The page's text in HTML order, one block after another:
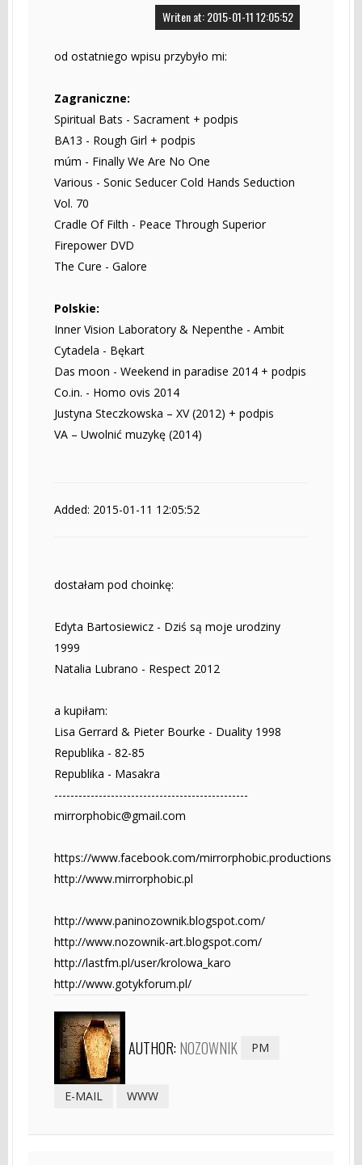
Writen at: 2015-01-11 12:05:52
od ostatniego wpisu przybyło mi:
Zagraniczne:
Spiritual Bats - Sacrament + podpis
BA13 - Rough Girl + podpis
múm - Finally We Are No One
Various - Sonic Seducer Cold Hands Seduction
Vol. 70
Cradle Of Filth - Peace Through Superior
Firepower DVD
The Cure - Galore
Polskie:
Inner Vision Laboratory & Nepenthe - Ambit
Cytadela - Bękart
Das moon - Weekend in paradise 2014 + podpis
Co.in. - Homo ovis 2014
Justyna Steczkowska – XV (2012) + podpis
VA – Uwolnić muzykę (2014)
Added: 2015-01-11 12:05:52
dostałam pod choinkę:
Edyta Bartosiewicz - Dziś są moje urodziny
1999
Natalia Lubrano - Respect 2012
a kupiłam:
Lisa Gerrard & Pieter Bourke - Duality 1998
Republika - 82-85
Republika - Masakra
------------------------------------------------
mirrorphobic@gmail.com
https://www.facebook.com/mirrorphobic.productions
http://www.mirrorphobic.pl
http://www.paninozownik.blogspot.com/
http://www.nozownik-art.blogspot.com/
http://lastfm.pl/user/krolowa_karo
http://www.gotykforum.pl/
AUTHOR: NOZOWNIK PM
E-MAIL WWW